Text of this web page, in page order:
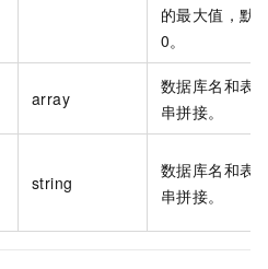
的最大值，默
0。
array
数据库名和表
串拼接。
string
数据库名和表
串拼接。